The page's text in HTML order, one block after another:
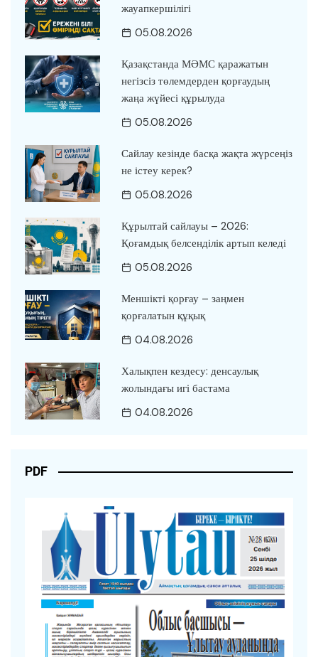
жауапкершілігі
05.08.2026
Қазақстанда МӘМС қаражатын
негізсіз төлемдерден қорғаудың
жаңа жүйесі құрылуда
05.08.2026
Сайлау кезінде басқа жақта жүрсеңіз
не істеу керек?
05.08.2026
Құрылтай сайлауы – 2026:
Қоғамдық белсенділік артып келеді
05.08.2026
Меншікті қорғау – заңмен
қорғалатын құқық
04.08.2026
Халықпен кездесу: денсаулық
жолындағы игі бастама
04.08.2026
PDF